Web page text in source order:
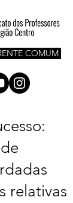
COMUM
relativas